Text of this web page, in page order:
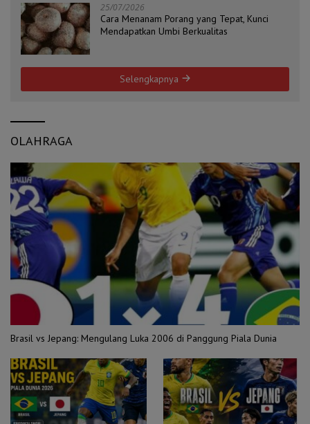
25/07/2026
Cara Menanam Porang yang Tepat, Kunci
Mendapatkan Umbi Berkualitas
Selengkapnya
OLAHRAGA
Brasil vs Jepang: Mengulang Luka 2006 di Panggung Piala Dunia